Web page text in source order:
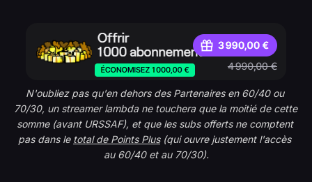
N'oubliez pas qu'en dehors des Partenaires en 60/40 ou
70/30, un streamer lambda ne touchera que la moitié de cette
somme (avant URSSAF), et que les subs offerts ne comptent
pas dans le total de Points Plus (qui ouvre justement l'accès
au 60/40 et au 70/30).